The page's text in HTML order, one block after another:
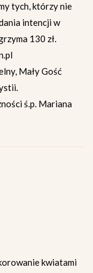
tych, którzy nie
intencji w
130 zł.
Mały Gość
ś.p. Mariana
kwiatami